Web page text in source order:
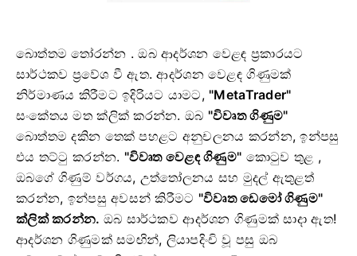
බොත්තම තෝරන්න .ඔබ ආදර්ශන වෙළඳ ප්‍රකාරයට
සාර්ථකව ප්‍රවේශ වී ඇත.ආදර්ශන වෙළඳ ගිණුමක්
නිර්මාණය කිරීමට ඉදිරියට යාමට, "MetaTrader"
සංකේතය මත ක්ලික් කරන්න.ඔබ "විවෘත ගිණුම"
බොත්තම දකින තෙක් පහළට අනුචලනය කරන්න, ඉන්පසු
එය තට්ටු කරන්න. "විවෘත වෙළඳ ගිණුම" කොටුව තුළ ,
ඔබගේ ගිණුම් වර්ගය, උත්තෝලනය සහ මුදල් ඇතුළත්
කරන්න, ඉන්පසුඅවසන් කිරීමට "විවෘත ඩෙමෝ ගිණුම"
ක්ලික් කරන්න. ඔබ සාර්ථකව ආදර්ශන ගිණුමක් සාදා ඇත!
ආදර්ශන ගිණුමක් සමඟින්, ලියාපදිංචි වූ පසු ඔබ